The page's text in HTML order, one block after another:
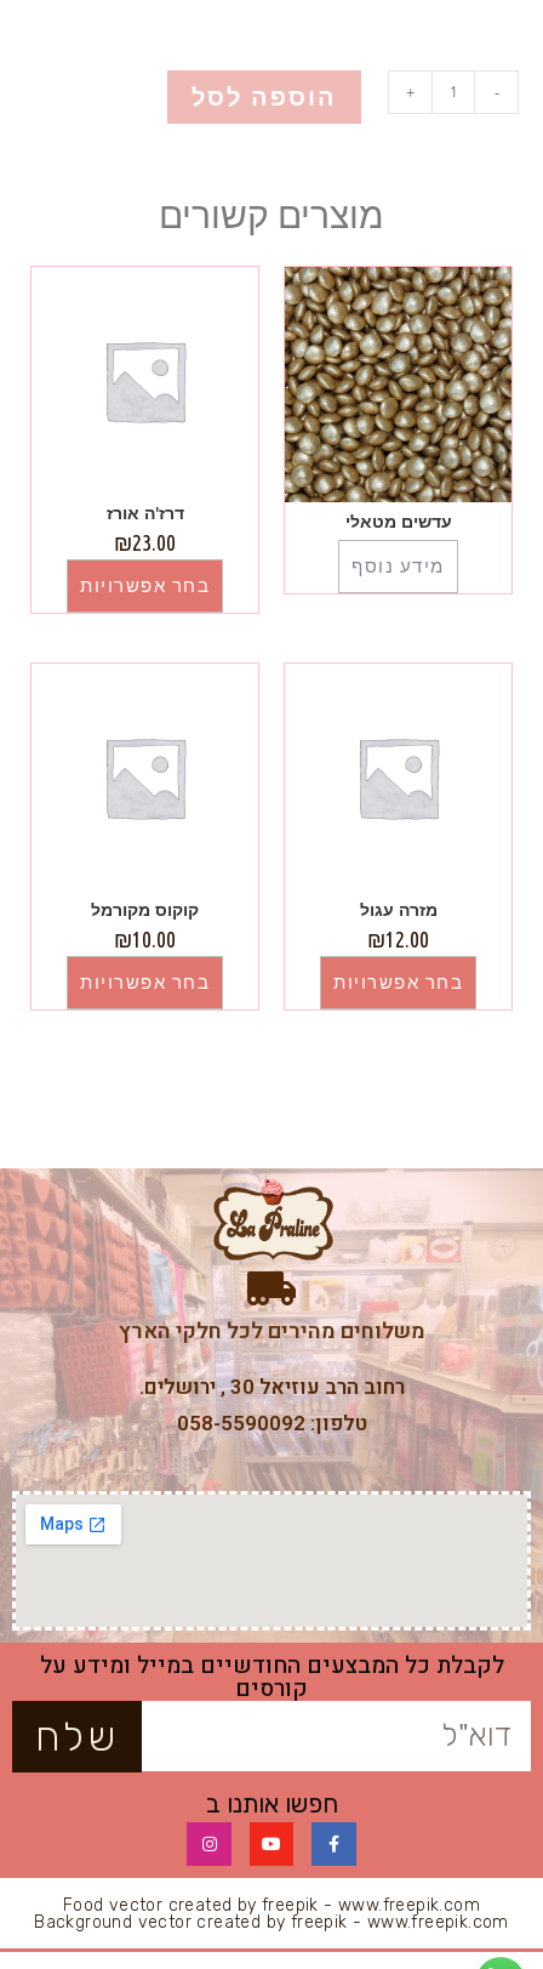
-
+ הוספה לסל
מוצרים קשורים
עדשים מטאלי
מידע נוסף
דרז'ה אורז
₪23.00
בחר אפשרויות
מזרה עגול
₪12.00
בחר אפשרויות
קוקוס מקורמל
₪10.00
בחר אפשרויות
משלוחים מהירים לכל חלקי הארץ
רחוב הרב עוזיאל 30 , ירושלים.
טלפון: 058-5590092
לקבלת כל המבצעים החודשיים במייל ומידע על
קורסים
שלח
חפשו אותנו ב
Food vector created by freepik - www.freepik.com
Background vector created by freepik - www.freepik.com